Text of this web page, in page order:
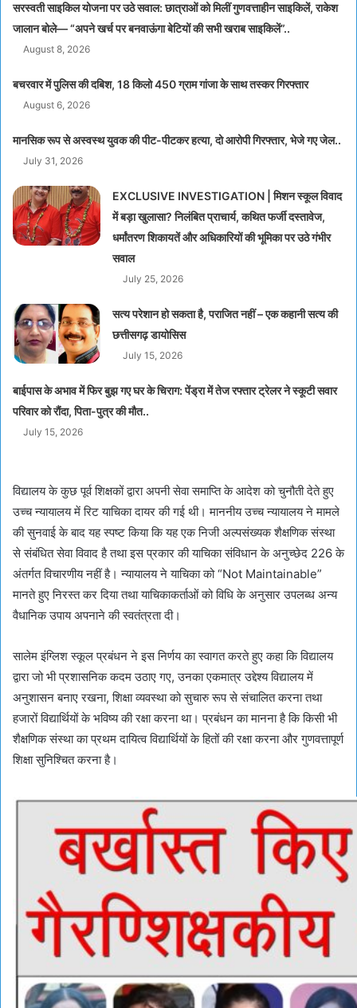
सरस्वती साइकिल योजना पर उठे सवाल: छात्राओं को मिलीं गुणवत्ताहीन साइकिलें, राकेश
जालान बोले— “अपने खर्च पर बनवाऊंगा बेटियों की सभी खराब साइकिलें”..
August 8, 2026
बचरवार में पुलिस की दबिश, 18 किलो 450 ग्राम गांजा के साथ तस्कर गिरफ्तार
August 6, 2026
मानसिक रूप से अस्वस्थ युवक की पीट-पीटकर हत्या, दो आरोपी गिरफ्तार, भेजे गए जेल..
July 31, 2026
EXCLUSIVE INVESTIGATION | मिशन स्कूल विवाद
में बड़ा खुलासा? निलंबित प्राचार्य, कथित फर्जी दस्तावेज,
धर्मांतरण शिकायतें और अधिकारियों की भूमिका पर उठे गंभीर
सवाल
July 25, 2026
सत्य परेशान हो सकता है, पराजित नहीं – एक कहानी सत्य की
छत्तीसगढ़ डायोसिस
July 15, 2026
बाईपास के अभाव में फिर बुझ गए घर के चिराग: पेंड्रा में तेज रफ्तार ट्रेलर ने स्कूटी सवार
परिवार को रौंदा, पिता-पुत्र की मौत..
July 15, 2026
विद्यालय के कुछ पूर्व शिक्षकों द्वारा अपनी सेवा समाप्ति के आदेश को चुनौती देते हुए
उच्च न्यायालय में रिट याचिका दायर की गई थी। माननीय उच्च न्यायालय ने मामले
की सुनवाई के बाद यह स्पष्ट किया कि यह एक निजी अल्पसंख्यक शैक्षणिक संस्था
से संबंधित सेवा विवाद है तथा इस प्रकार की याचिका संविधान के अनुच्छेद 226 के
अंतर्गत विचारणीय नहीं है। न्यायालय ने याचिका को “Not Maintainable”
मानते हुए निरस्त कर दिया तथा याचिकाकर्ताओं को विधि के अनुसार उपलब्ध अन्य
वैधानिक उपाय अपनाने की स्वतंत्रता दी।
सालेम इंग्लिश स्कूल प्रबंधन ने इस निर्णय का स्वागत करते हुए कहा कि विद्यालय
द्वारा जो भी प्रशासनिक कदम उठाए गए, उनका एकमात्र उद्देश्य विद्यालय में
अनुशासन बनाए रखना, शिक्षा व्यवस्था को सुचारु रूप से संचालित करना तथा
हजारों विद्यार्थियों के भविष्य की रक्षा करना था। प्रबंधन का मानना है कि किसी भी
शैक्षणिक संस्था का प्रथम दायित्व विद्यार्थियों के हितों की रक्षा करना और गुणवत्तापूर्ण
शिक्षा सुनिश्चित करना है।